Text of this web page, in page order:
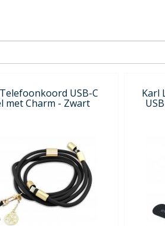
USB-C
met Charm - Zwart
Karl